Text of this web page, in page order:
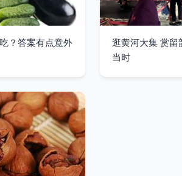
？答案有点意外
逛黄河大集 赏
当时